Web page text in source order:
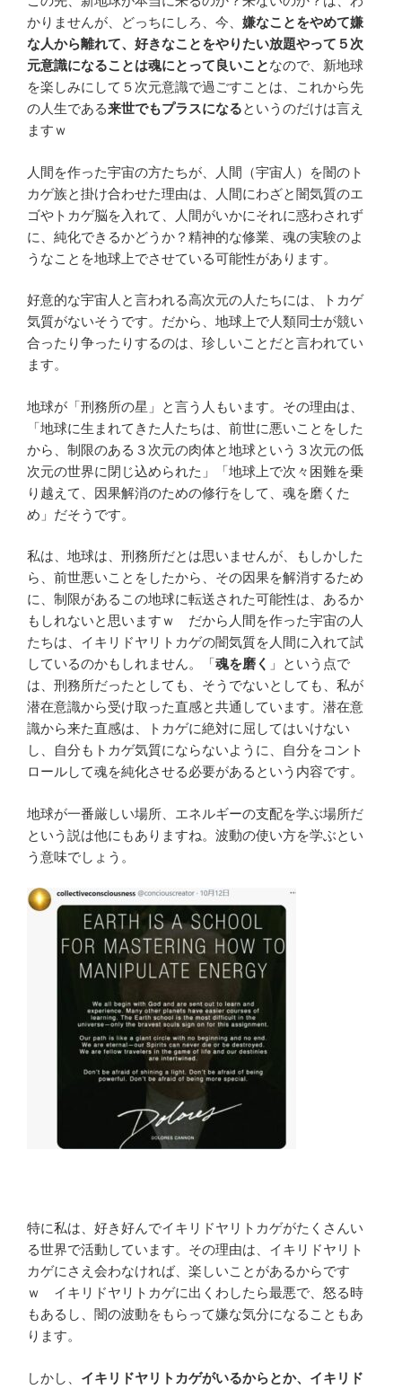
かりませんが、どっちにしろ、今、 嫌なことをやめて嫌
な人から離れて、好きなことをやりたい放題やって５次
元意識になることは魂にとって良いことなので、新地球
を楽しみにして５次元意識で過ごすことは、これから先
の人生である来世でもプラスになるというのだけは言え
ますｗ
人間を作った宇宙の方たちが、人間（宇宙人）を闇のト
カゲ族と掛け合わせた理由は、人間にわざと闇気質のエ
ゴやトカゲ脳を入れて、人間がいかにそれに惑わされず
に、純化できるかどうか？精神的な修業、魂の実験のよ
うなことを地球上でさせている可能性があります。
好意的な宇宙人と言われる高次元の人たちには、トカゲ
気質がないそうです。だから、地球上で人類同士が競い
合ったり争ったりするのは、珍しいことだと言われてい
ます。
地球が「刑務所の星」と言う人もいます。その理由は、
「地球に生まれてきた人たちは、前世に悪いことをした
から、制限のある３次元の肉体と地球という３次元の低
次元の世界に閉じ込められた」「地球上で次々困難を乗
り越えて、因果解消のための修行をして、魂を磨くた
め」だそうです。
私は、地球は、刑務所だとは思いませんが、もしかした
ら、前世悪いことをしたから、その因果を解消するため
に、制限があるこの地球に転送された可能性は、あるか
もしれないと思いますｗ だから人間を作った宇宙の人
たちは、イキリドヤリトカゲの闇気質を人間に入れて試
しているのかもしれません。「魂を磨く 」という点で
は、刑務所だったとしても、そうでないとしても、私が
潜在意識から受け取った直感と共通しています。潜在意
識から来た直感は、トカゲに絶対に屈してはいけない
し、自分もトカゲ気質にならないように、自分をコント
ロールして魂を純化させる必要があるという内容です。
地球が一番厳しい場所、エネルギーの支配を学ぶ場所だ
という説は他にもありますね。波動の使い方を学ぶとい
う意味でしょう。
特に私は、好き好んでイキリドヤリトカゲがたくさんい
る世界で活動しています。その理由は、イキリドヤリト
カゲにさえ会わなければ、楽しいことがあるからです
ｗ イキリドヤリトカゲに出くわしたら最悪で、怒る時
もあるし、闇の波動をもらって嫌な気分になることもあ
ります。
しかし、 イキリドヤリトカゲがいるからとか、イキリド